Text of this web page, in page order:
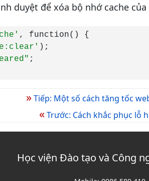
duyệt để xóa bộ nhớ cache
, function() {
);
;
»Tiếp: Một số cách tăng tốc
«Trước: Cách khắc phục lỗ
Học viện Đào tạo và Công